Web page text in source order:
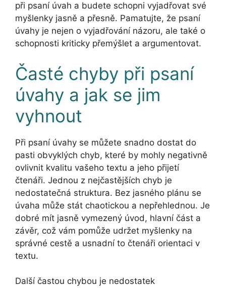
při psaní úvah a budete schopni vyjadřovat své
myšlenky jasně a přesně. Pamatujte, že psaní
úvahy je nejen o vyjadřování názoru, ale také o
schopnosti kriticky přemýšlet a argumentovat.
Časté chyby při psaní
úvahy a jak se jim
vyhnout
Při psaní úvahy se můžete snadno dostat do
pasti obvyklých chyb, které by mohly negativně
ovlivnit kvalitu vašeho textu a jeho přijetí
čtenáři. Jednou z nejčastějších chyb je
nedostatečná struktura. Bez jasného plánu se
úvaha může stát chaotickou a nepřehlednou. Je
dobré mít jasně vymezený úvod, hlavní část a
závěr, což vám pomůže udržet myšlenky na
správné cestě a usnadní to čtenáři orientaci v
textu.
Další častou chybou je nedostatek